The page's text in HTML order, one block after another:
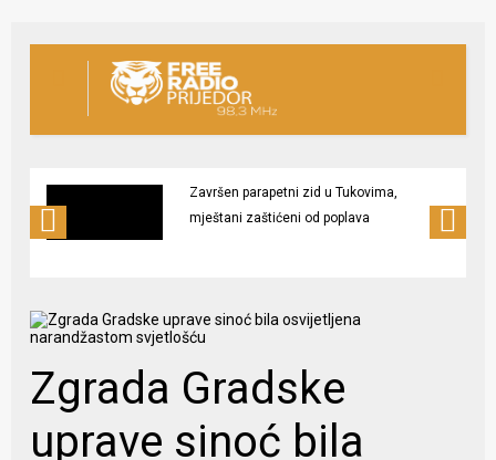
Završen parapetni zid u Tukovima,
mještani zaštićeni od poplava
Zgrada Gradske
uprave sinoć bila